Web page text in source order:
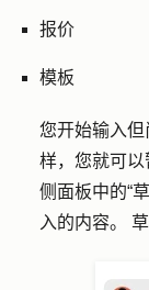
报价
模板
您开始输入
样，您就可
侧面板中的“
入的内容。